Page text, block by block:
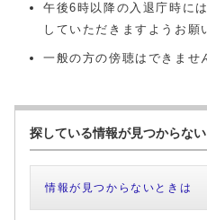
午後6時以降の入退庁時に
していただきますようお願
一般の方の傍聴はできませ
探している情報が見つからない
情報が見つからないときは